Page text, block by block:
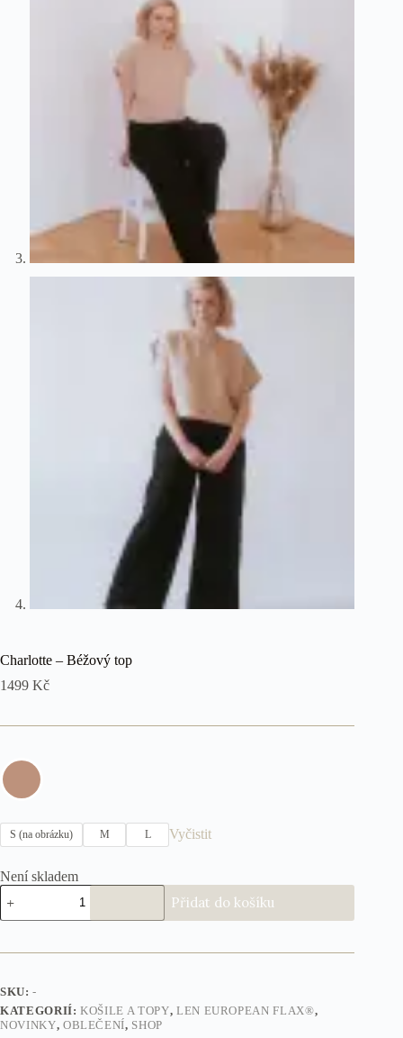
Charlotte – Béžový top
1499 Kč
S (na obrázku) M L Vyčistit
Není skladem
Charlotte
Béžový
množství
Přidat do košíku
SKU:-
KATEGORIÍ:KOŠILE A TOPY, LEN EUROPEAN FLAX®,
NOVINKY, OBLEČENÍ, SHOP